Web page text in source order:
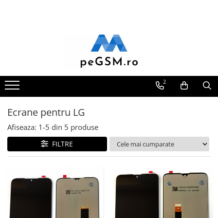
SAMSUNG COMPATIBILE
SAMSUNG SERVICE PACK
Galaxy J COMPATIBIL
Galaxy J SERVICE PACK
GALAXY M SERVICE PACK
Galaxy N
Galaxy N COMPATIBILE
Galaxy N SERVICE PACK
2
Ecrane pentru LG
Afiseaza: 1-5 din 5 produse
FILTRE